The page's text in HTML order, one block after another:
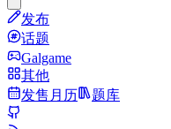
发布
话题
Galgame
其他
发售月历
题库